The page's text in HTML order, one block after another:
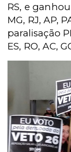
RS, e
MG, RJ, AP,
paralisação
ES, RO, AC,